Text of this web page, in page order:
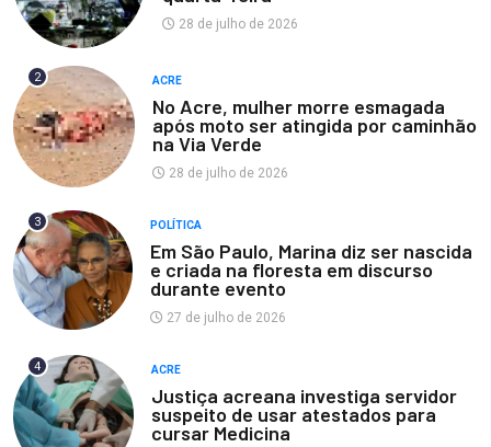
28 de julho de 2026
2 ACRE
No Acre, mulher morre esmagada
após moto ser atingida por caminhão
na Via Verde
28 de julho de 2026
3 POLÍTICA
Em São Paulo, Marina diz ser nascida
e criada na floresta em discurso
durante evento
27 de julho de 2026
4 ACRE
Justiça acreana investiga servidor
suspeito de usar atestados para
cursar Medicina